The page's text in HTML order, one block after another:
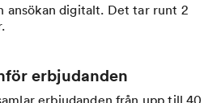
ansökan digitalt. Det tar runt 2
erbjudanden
erbjudanden från upp till 40